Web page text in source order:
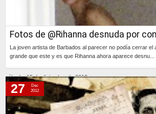
Fotos de @Rihanna desnuda por
La joven artista de Barbados al parecer no podía cerrar el
grande que este y es que Rihanna ahora aparece desnu...
27
Dec
2012
lunes, 24 de diciembre de 2012
sábado, 22 de diciembre de 2012
jueves, 20 de diciembre de 2012
miércoles, 19 de diciembre de 2012
sábado, 15 de diciembre de 2012
viernes, 14 de diciembre de 2012
jueves, 13 de diciembre de 2012